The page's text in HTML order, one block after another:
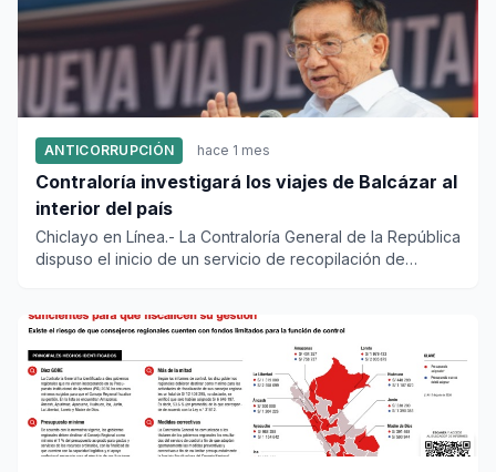
ANTICORRUPCIÓN hace 1 mes
Contraloría investigará los viajes de Balcázar al
interior del país
Chiclayo en Línea.- La Contraloría General de la República
dispuso el inicio de un servicio de recopilación de